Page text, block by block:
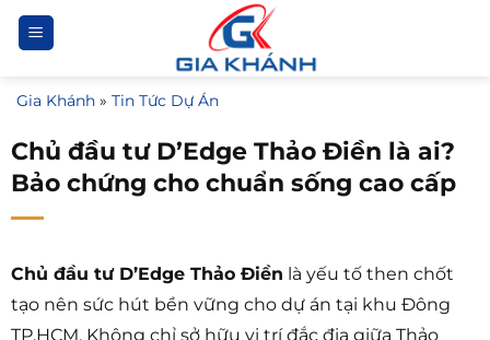
Bỏ
qua
dung
Gia Khánh » Tin Tức Dự Án
Chủ đầu tư D’Edge Thảo Điền là ai?
Bảo chứng cho chuẩn sống cao cấp
Chủ đầu tư D’Edge Thảo Điền là yếu tố then chốt
tạo nên sức hút bền vững cho dự án tại khu Đông
TP.HCM. Không chỉ sở hữu vị trí đắc địa giữa Thảo